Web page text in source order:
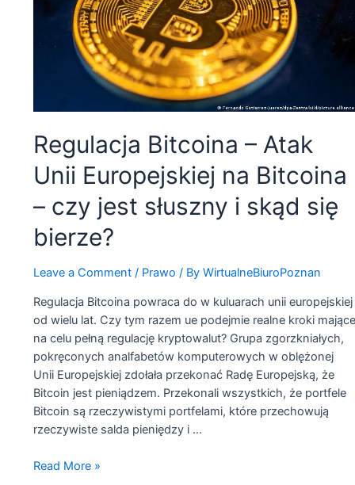
pozostaną
zerwane
z
Regulacja Bitcoina – Atak
Unii Europejskiej na Bitcoina
– czy jest słuszny i skąd się
bierze?
Leave a Comment / Prawo / ByWirtualneBiuroPoznan
Regulacja Bitcoina powraca do w kuluarach unii europejskiej
od wielu lat. Czy tym razem ue podejmie realne kroki
na celu pełną regulację kryptowalut? Grupa zgorzkniałych,
pokręconych analfabetów komputerowych w oblężonej
Unii Europejskiej zdołała przekonać Radę Europejską, że
Bitcoin jest pieniądzem. Przekonali wszystkich, że portfele
Bitcoin są rzeczywistymi portfelami, które przechowują
rzeczywiste salda pieniędzy i …
Regulacja
Read More »